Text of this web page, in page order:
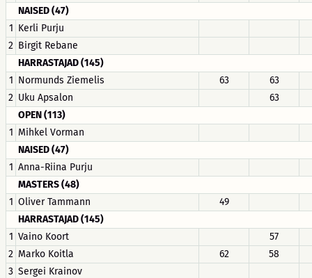
NAISED (47)
1 Kerli Purju
2 Birgit Rebane
HARRASTAJAD (145)
1 Normunds Ziemelis 63
63
2 Uku Apsalon
63
OPEN (113)
1 Mihkel Vorman
NAISED (47)
1 Anna-Riina Purju
MASTERS (48)
1 Oliver Tammann
49
HARRASTAJAD (145)
1 Vaino Koort
57
2 Marko Koitla 62
58
3 Sergei Krainov